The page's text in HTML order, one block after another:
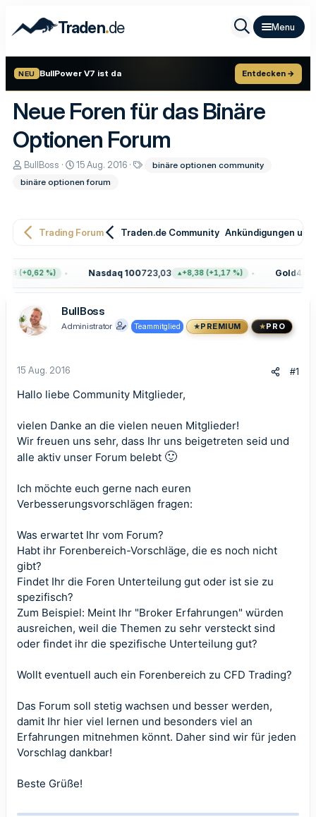
Traden.de
NEU BullPower V7 ist da Entdecken →
Neue Foren für das Binäre
Optionen Forum
E
s
l
BullBoss
E
s
l
15 Aug. 2016
w
e
binäre optionen community
binäre optionen forum
Trading Forum Traden.de Community Ankündigungen
(+0,62 %) Nasdaq 100723,03 +8,38 (+1,17 %) Gold
BullBoss
Administrator Teammitglied PREMIUM PRO
15 Aug. 2016 #1
Hallo liebe Community Mitglieder,
vielen Danke an die vielen neuen Mitglieder!
Wir freuen uns sehr, dass Ihr uns beigetreten seid und
alle aktiv unser Forum belebt 🙂
Ich möchte euch gerne nach euren
Verbesserungsvorschlägen fragen:
Was erwartet Ihr vom Forum?
Habt ihr Forenbereich-Vorschläge, die es noch nicht
gibt?
Findet Ihr die Foren Unterteilung gut oder ist sie zu
spezifisch?
Zum Beispiel: Meint Ihr "Broker Erfahrungen" würden
ausreichen, weil die Themen zu sehr versteckt sind
oder findet ihr die spezifische Unterteilung gut?
Wollt eventuell auch ein Forenbereich zu CFD Trading?
Das Forum soll stetig wachsen und besser werden,
damit Ihr hier viel lernen und besonders viel an
Erfahrungen mitnehmen könnt. Daher sind wir für jeden
Vorschlag dankbar!
Beste Grüße!